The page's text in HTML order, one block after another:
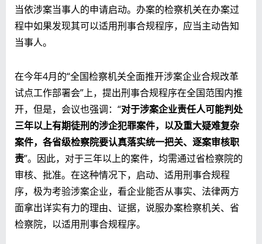
当依涉案当事人的申请启动。办案的检察机关在办案过
程中如果发现其可以适用刑事合规程序，应当主动告知
当事人。
在今年4月的“全国检察机关全面推开涉案企业合规改革
试点工作部署会”上，提出刑事合规程序在全国范围内推
开，但是，会议也强调：“对于涉案企业责任人可能判处
三年以上有期徒刑的涉企犯罪案件，以及重大疑难复杂
案件，各省级检察院要认真落实统一把关、逐案审核职
责”。因此，对于三年以上的案件，均需通过省检察院的
审核、批准。在这种情况下，启动、适用刑事合规程
序，极为考验涉案企业，看企业能否从事实、法律两方
面拿出详实有力的理由、证据，说服办案检察机关、省
检察院，以适用刑事合规程序。